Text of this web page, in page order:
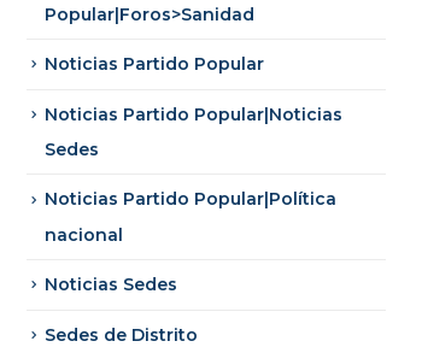
Popular|Foros>Sanidad
Noticias Partido Popular
Noticias Partido Popular|Noticias
Sedes
Noticias Partido Popular|Política
nacional
Noticias Sedes
Sedes de Distrito